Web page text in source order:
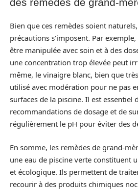
Bien que ces remèdes soient
précautions s’imposent. Par
être manipulée avec soin et à des
une concentration trop élevée peut
même, le vinaigre blanc, bien que
utilisé avec modération pour ne pas
surfaces de la piscine. Il est essentiel
recommandations de dosage et de
régulièrement le pH pour éviter des
En somme, les remèdes de grand-
une eau de piscine verte constituent
et écologique. Ils permettent de
recourir à des produits chimiques